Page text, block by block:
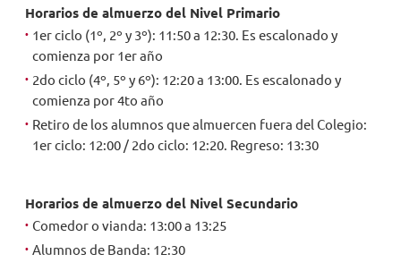
INTRANET
Horarios de almuerzo del Nivel Primario
1er ciclo (1º, 2º y 3º): 11:50 a 12:30. Es escalonado y
comienza por 1er año
2do ciclo (4º, 5º y 6º): 12:20 a 13:00. Es escalonado y
comienza por 4to año
Retiro de los alumnos que almuercen fuera del Colegio:
1er ciclo: 12:00 / 2do ciclo: 12:20. Regreso: 13:30
Horarios de almuerzo del Nivel Secundario
Comedor o vianda: 13:00 a 13:25
Alumnos de Banda: 12:30